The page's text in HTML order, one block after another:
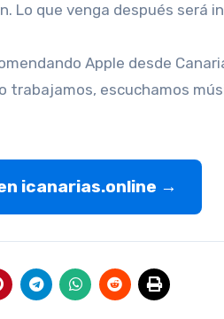
Lo que venga después será
Apple desde
trabajamos, escuchamos
icanarias.online →